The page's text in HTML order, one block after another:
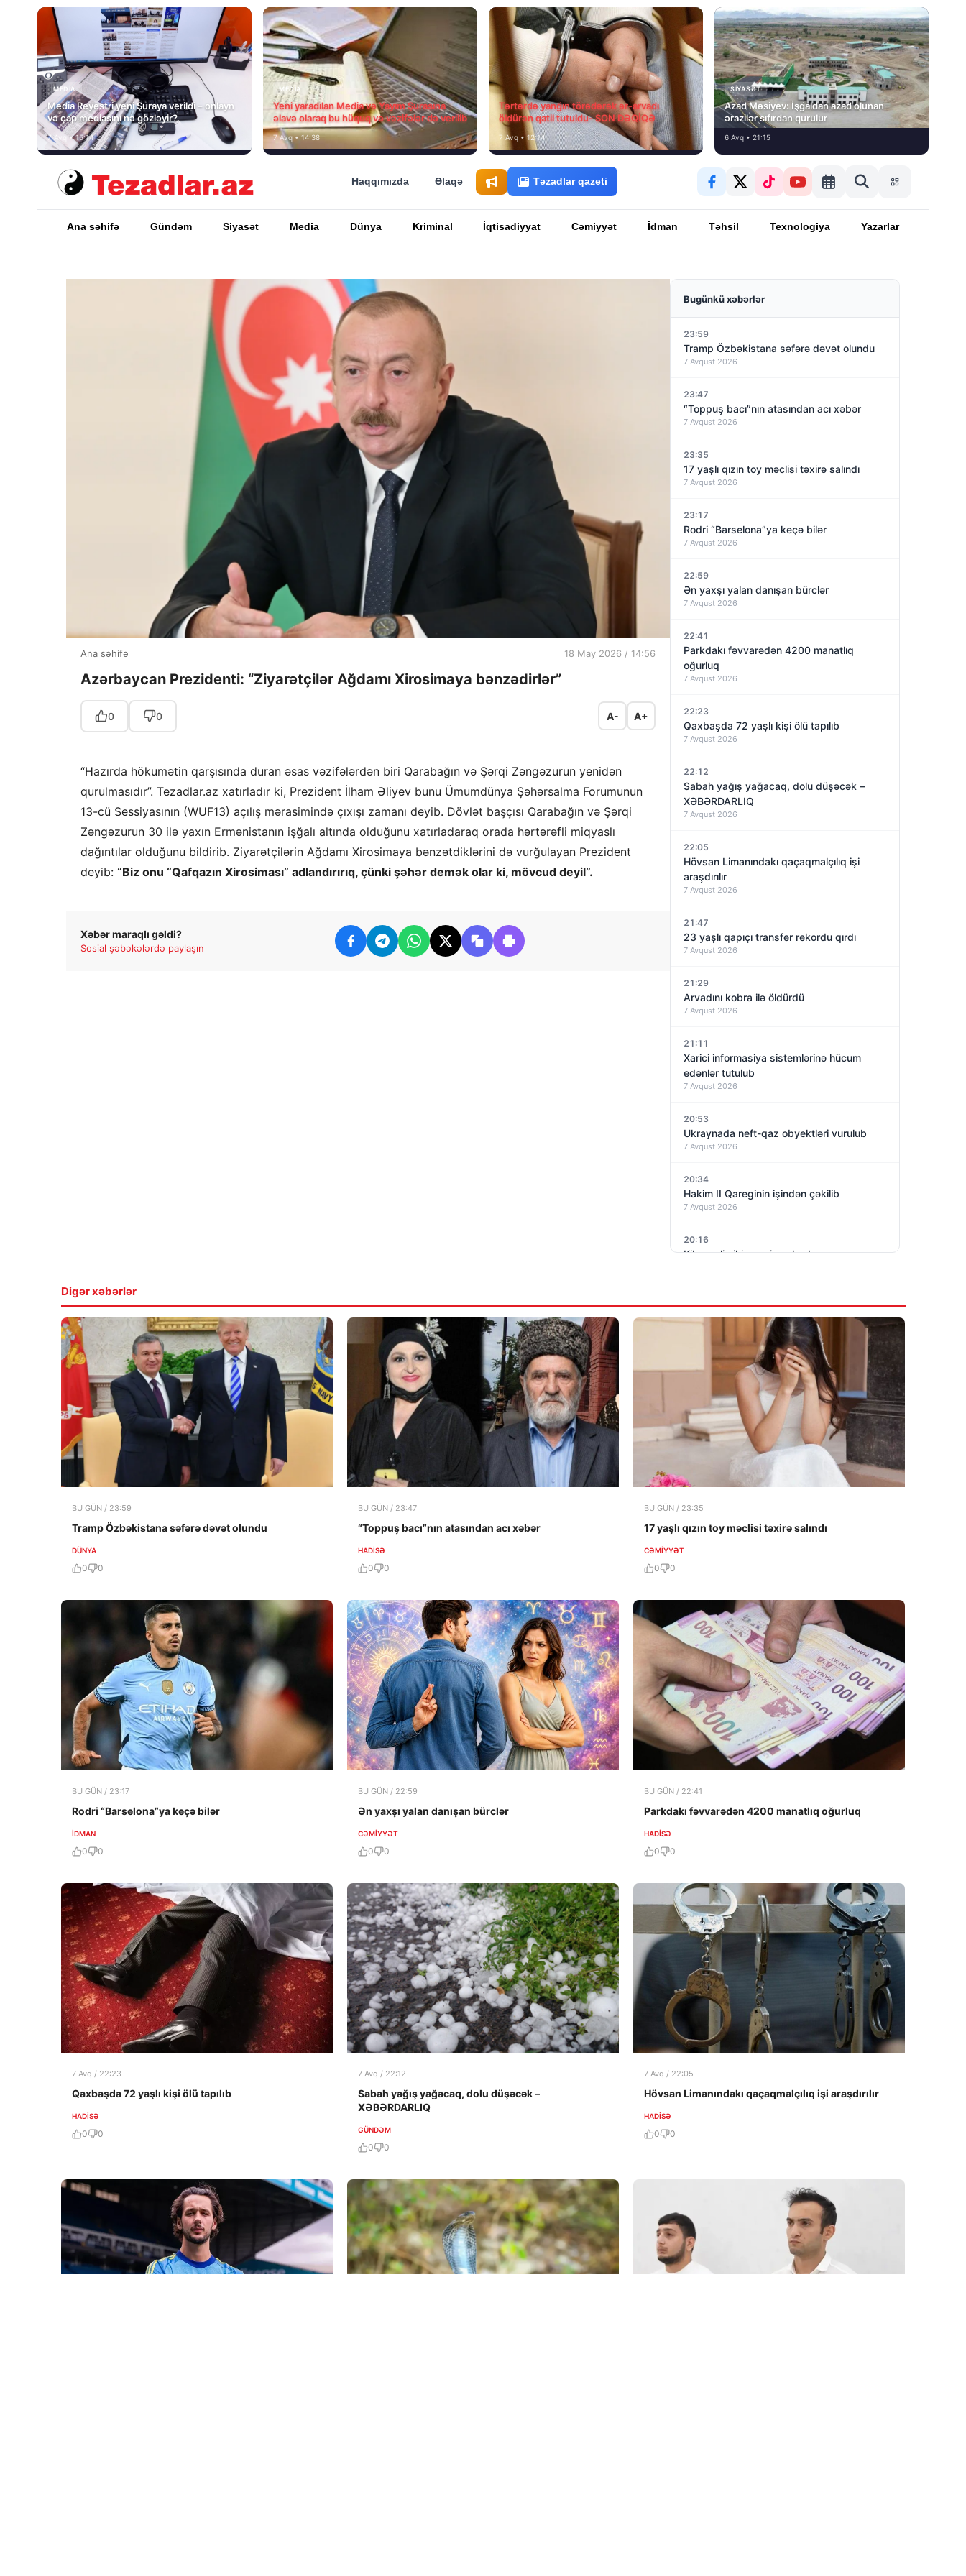
MEDİA
Media Reyestri yeni Şuraya verildi – onlayn
və çap mediasını nə gözləyir?
7 Avq • 15:14
MEDİA
Yeni yaradılan Media və Yayım Şurasına
əlavə olaraq bu hüquq və vəzifələr də verilib
7 Avq • 14:38
Tərtərdə yanğın törədərək ər-arvadı
öldürən qatil tutuldu- SON DƏQİQƏ
7 Avq • 12:14
SIYASƏT
Azad Məsiyev: İşğaldan azad olunan
ərazilər sıfırdan qurulur
6 Avq • 21:15
Haqqımızda Əlaqə Təzadlar qazeti
Ana səhifə Gündəm Siyasət Media Dünya Kriminal İqtisadiyyat Cəmiyyət İdman Təhsil Texnologiya Yazarlar
Ana səhifə 18 May 2026 / 14:56
Azərbaycan Prezidenti: “Ziyarətçilər Ağdamı Xirosimaya bənzədirlər”
0 0 A- A+
“Hazırda hökumətin qarşısında duran əsas vəzifələrdən biri Qarabağın və Şərqi Zəngəzurun yenidən
qurulmasıdır”. Tezadlar.az xatırladır ki, Prezident İlham Əliyev bunu Ümumdünya Şəhərsalma Forumunun
13-cü Sessiyasının (WUF13) açılış mərasimində çıxışı zamanı deyib. Dövlət başçısı Qarabağın və Şərqi
Zəngəzurun 30 ilə yaxın Ermənistanın işğalı altında olduğunu xatırladaraq orada hərtərəfli miqyaslı
dağıntılar olduğunu bildirib. Ziyarətçilərin Ağdamı Xirosimaya bənzətdiklərini də vurğulayan Prezident
deyib: “Biz onu “Qafqazın Xirosiması” adlandırırıq, çünki şəhər demək olar ki, mövcud deyil”.
Xəbər maraqlı gəldi?
Sosial şəbəkələrdə paylaşın
Bugünkü xəbərlər
23:59
Tramp Özbəkistana səfərə dəvət olundu
7 Avqust 2026
23:47
“Toppuş bacı”nın atasından acı xəbər
7 Avqust 2026
23:35
17 yaşlı qızın toy məclisi təxirə salındı
7 Avqust 2026
23:17
Rodri “Barselona”ya keçə bilər
7 Avqust 2026
22:59
Ən yaxşı yalan danışan bürclər
7 Avqust 2026
22:41
Parkdakı fəvvarədən 4200 manatlıq
oğurluq
7 Avqust 2026
22:23
Qaxbaşda 72 yaşlı kişi ölü tapılıb
7 Avqust 2026
22:12
Sabah yağış yağacaq, dolu düşəcək –
XƏBƏRDARLIQ
7 Avqust 2026
22:05
Hövsan Limanındakı qaçaqmalçılıq işi
araşdırılır
7 Avqust 2026
21:47
23 yaşlı qapıçı transfer rekordu qırdı
7 Avqust 2026
21:29
Arvadını kobra ilə öldürdü
7 Avqust 2026
21:11
Xarici informasiya sistemlərinə hücum
edənlər tutulub
7 Avqust 2026
20:53
Ukraynada neft-qaz obyektləri vurulub
7 Avqust 2026
20:34
Hakim II Qareginin işindən çəkilib
7 Avqust 2026
20:16
Kiberpolis iki gənci saxlayıb
Digər xəbərlər
BU GÜN / 23:59
Tramp Özbəkistana səfərə dəvət olundu
DÜNYA
0 0
BU GÜN / 23:47
“Toppuş bacı”nın atasından acı xəbər
HADISƏ
0 0
BU GÜN / 23:35
17 yaşlı qızın toy məclisi təxirə salındı
CƏMIYYƏT
0 0
BU GÜN / 23:17
Rodri “Barselona”ya keçə bilər
İDMAN
0 0
BU GÜN / 22:59
Ən yaxşı yalan danışan bürclər
CƏMIYYƏT
0 0
BU GÜN / 22:41
Parkdakı fəvvarədən 4200 manatlıq oğurluq
HADISƏ
0 0
7 Avq / 22:23
Qaxbaşda 72 yaşlı kişi ölü tapılıb
HADISƏ
0 0
7 Avq / 22:12
Sabah yağış yağacaq, dolu düşəcək –
XƏBƏRDARLIQ
GÜNDƏM
0 0
7 Avq / 22:05
Hövsan Limanındakı qaçaqmalçılıq işi araşdırılır
HADISƏ
0 0